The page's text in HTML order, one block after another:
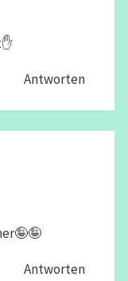
Antworten
Antworten